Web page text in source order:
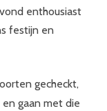
enthousiast
festijn en
gecheckt,
gaan met die